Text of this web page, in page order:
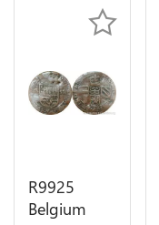
R9925
Belgium